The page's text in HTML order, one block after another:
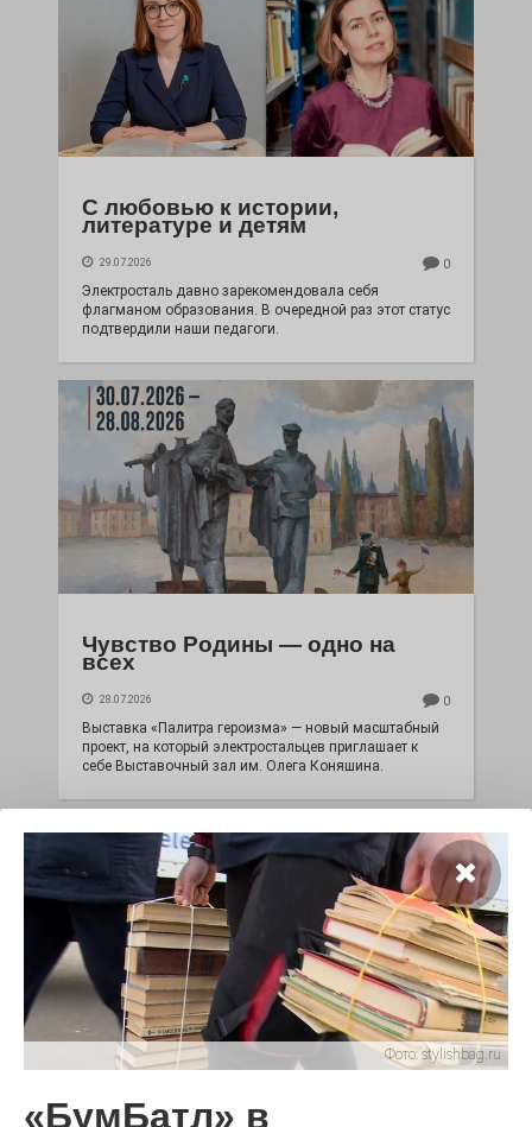
С любовью к истории,
литературе и детям
29.07.2026 0
Электросталь давно зарекомендовала себя
флагманом образования. В очередной раз этот статус
подтвердили наши педагоги.
Чувство Родины — одно на
всех
28.07.2026 0
Выставка «Палитра героизма» — новый масштабный
проект, на который электростальцев приглашает к
себе Выставочный зал им. Олега Коняшина.
путешествуют по городу
Фото: stylishbag.ru
«БумБатл» в